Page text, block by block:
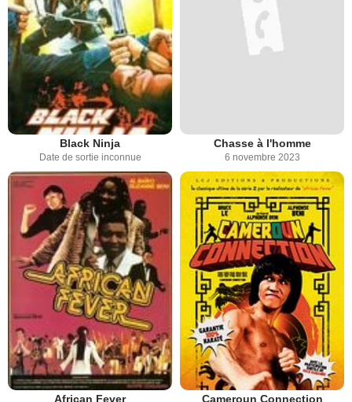
Black Ninja
Date de sortie inconnue
Chasse à l'homme
6 novembre 2023
African Fever Cameroun Connection